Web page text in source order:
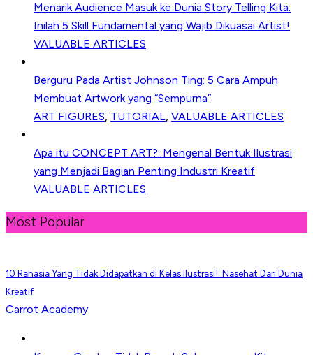
Menarik Audience Masuk ke Dunia Story Telling Kita:
Inilah 5 Skill Fundamental yang Wajib Dikuasai Artist!
VALUABLE ARTICLES
Berguru Pada Artist Johnson Ting: 5 Cara Ampuh
Membuat Artwork yang “Sempurna”
ART FIGURES, TUTORIAL, VALUABLE ARTICLES
Apa itu CONCEPT ART?: Mengenal Bentuk Ilustrasi
yang Menjadi Bagian Penting Industri Kreatif
VALUABLE ARTICLES
Most Popular
10 Rahasia Yang Tidak Didapatkan di Kelas Ilustrasi!: Nasehat Dari Dunia
Kreatif
Carrot Academy